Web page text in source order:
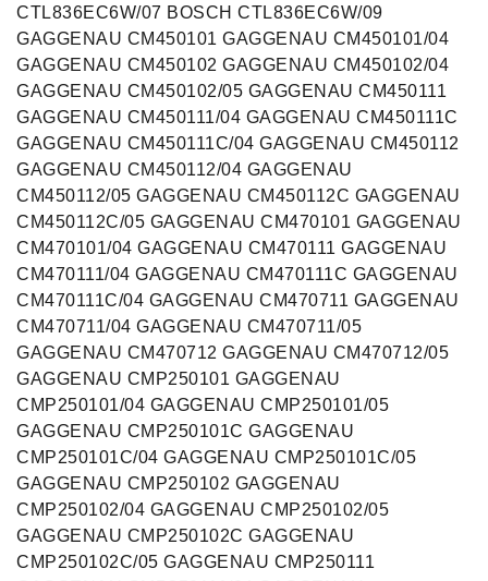
CTL836EC6W/07 BOSCH CTL836EC6W/09
GAGGENAU CM450101 GAGGENAU CM450101/04
GAGGENAU CM450102 GAGGENAU CM450102/04
GAGGENAU CM450102/05 GAGGENAU CM450111
GAGGENAU CM450111/04 GAGGENAU CM450111C
GAGGENAU CM450111C/04 GAGGENAU CM450112
GAGGENAU CM450112/04 GAGGENAU
CM450112/05 GAGGENAU CM450112C GAGGENAU
CM450112C/05 GAGGENAU CM470101 GAGGENAU
CM470101/04 GAGGENAU CM470111 GAGGENAU
CM470111/04 GAGGENAU CM470111C GAGGENAU
CM470111C/04 GAGGENAU CM470711 GAGGENAU
CM470711/04 GAGGENAU CM470711/05
GAGGENAU CM470712 GAGGENAU CM470712/05
GAGGENAU CMP250101 GAGGENAU
CMP250101/04 GAGGENAU CMP250101/05
GAGGENAU CMP250101C GAGGENAU
CMP250101C/04 GAGGENAU CMP250101C/05
GAGGENAU CMP250102 GAGGENAU
CMP250102/04 GAGGENAU CMP250102/05
GAGGENAU CMP250102C GAGGENAU
CMP250102C/05 GAGGENAU CMP250111